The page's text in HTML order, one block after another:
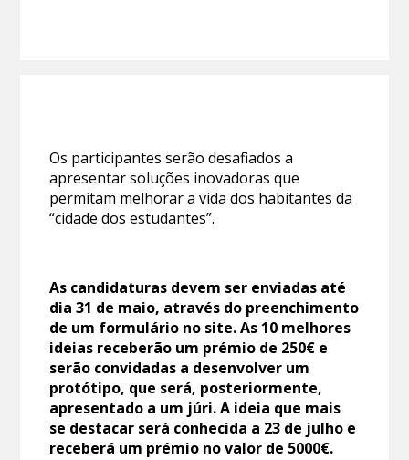
Os participantes serão desafiados a
apresentar soluções inovadoras que
permitam melhorar a vida dos habitantes da
“cidade dos estudantes”.
As candidaturas devem ser enviadas até
dia 31 de maio, através do preenchimento
de um formulário no site. As 10 melhores
ideias receberão um prémio de 250€ e
serão convidadas a desenvolver um
protótipo, que será, posteriormente,
apresentado a um júri. A ideia que mais
se destacar será conhecida a 23 de julho e
receberá um prémio no valor de 5000€.